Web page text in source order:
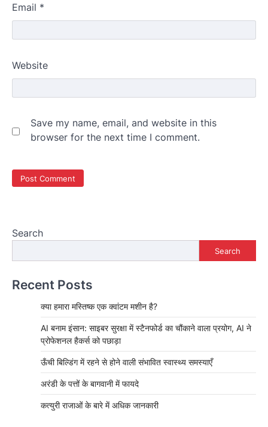
Email *
Website
Save my name, email, and website in this
browser for the next time I comment.
Search
Search
Recent Posts
क्या हमारा मस्तिष्क एक क्वांटम मशीन है?
AI बनाम इंसान: साइबर सुरक्षा में स्टैनफोर्ड का चौंकाने वाला प्रयोग, AI ने
प्रोफेशनल हैकर्स को पछाड़ा
ऊँची बिल्डिंग में रहने से होने वाली संभावित स्वास्थ्य समस्याएँ
अरंडी के पत्तों के बागवानी में फायदे
कत्युरी राजाओं के बारे में अधिक जानकारी